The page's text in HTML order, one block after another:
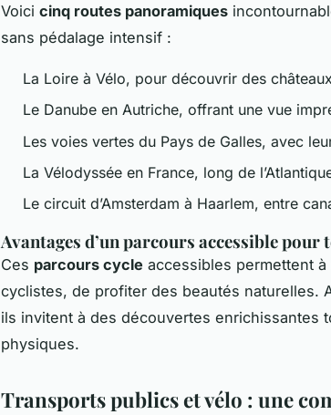
Voici cinq routes panoramiques
sans pédalage intensif :
La Loire à Vélo, pour découvrir des
Le Danube en Autriche, offrant une vue
Les voies vertes du Pays de Galles, avec
La Vélodyssée en France, long de
Le circuit d’Amsterdam à Haarlem, entre
Avantages d’un parcours accessible pour
Ces parcours cycle accessibles permettent
cyclistes, de profiter des beautés naturelles.
ils invitent à des découvertes enrichissantes
physiques.
Transports publics et vélo : une